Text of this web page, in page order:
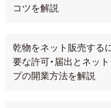
コツを解説
乾物をネット販売する
要な許可・届出とネッ
プの開業方法を解説